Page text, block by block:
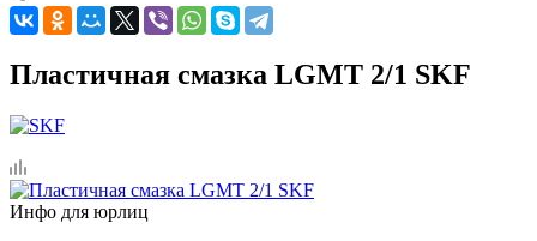
Пластичная смазка LGMT 2/1 SKF
Инфо для юрлиц